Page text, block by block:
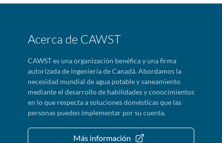
Acerca de CAWST
CAWST es una organización benéfica y una firma
autorizada de ingeniería de Canadá. Abordamos la
necesidad mundial de agua potable y saneamiento
mediante el desarrollo de habilidades y conocimientos
en lo que respecta a soluciones domésticas que las
personas pueden implementar por su cuenta.
Más información